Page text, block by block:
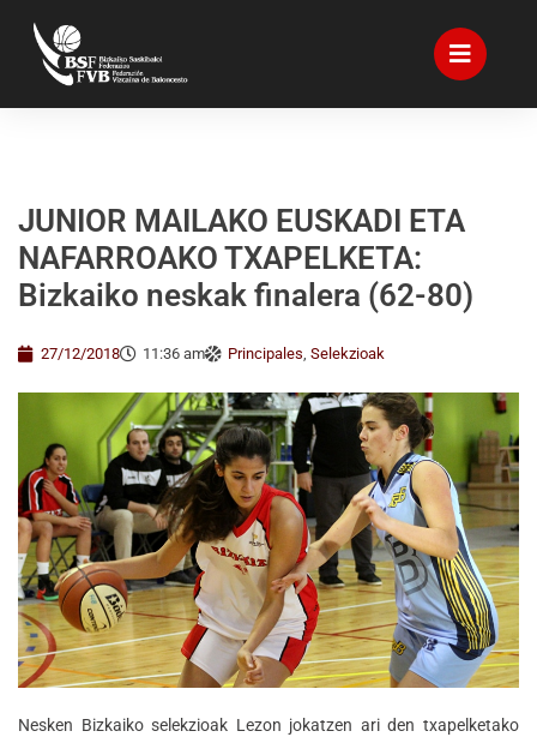
JUNIOR MAILAKO EUSKADI ETA
NAFARROAKO TXAPELKETA:
Bizkaiko neskak finalera (62-80)
27/12/2018 11:36 am Principales, Selekzioak
Nesken Bizkaiko selekzioak Lezon jokatzen ari den txapelketako